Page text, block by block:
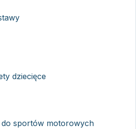
dziecięce
do sportów motorowych